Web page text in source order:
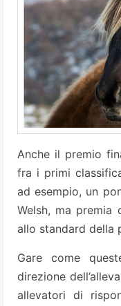
Anche il premio
fra i primi
ad esempio, un
Welsh, ma
allo standard della
Gare come
direzione
allevatori di